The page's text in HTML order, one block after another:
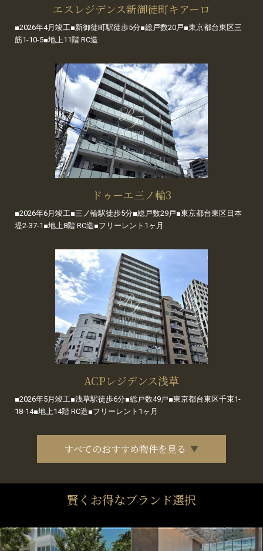
エスレジデンス新御徒町キアーロ
■2026年4月竣工■新御徒町駅徒歩5分■総戸数20戸■東京都台東区三
筋1-10-5■地上11階 RC造
ドゥーエ三ノ輪3
■2026年6月竣工■三ノ輪駅徒歩5分■総戸数29戸■東京都台東区日本
堤2-37-1■地上8階 RC造■フリーレント1ヶ月
ACPレジデンス浅草
■2026年5月竣工■浅草駅徒歩6分■総戸数49戸■東京都台東区千束1-
18-14■地上14階 RC造■フリーレント1ヶ月
すべてのおすすめ物件を見る
賢くお得なブランド選択